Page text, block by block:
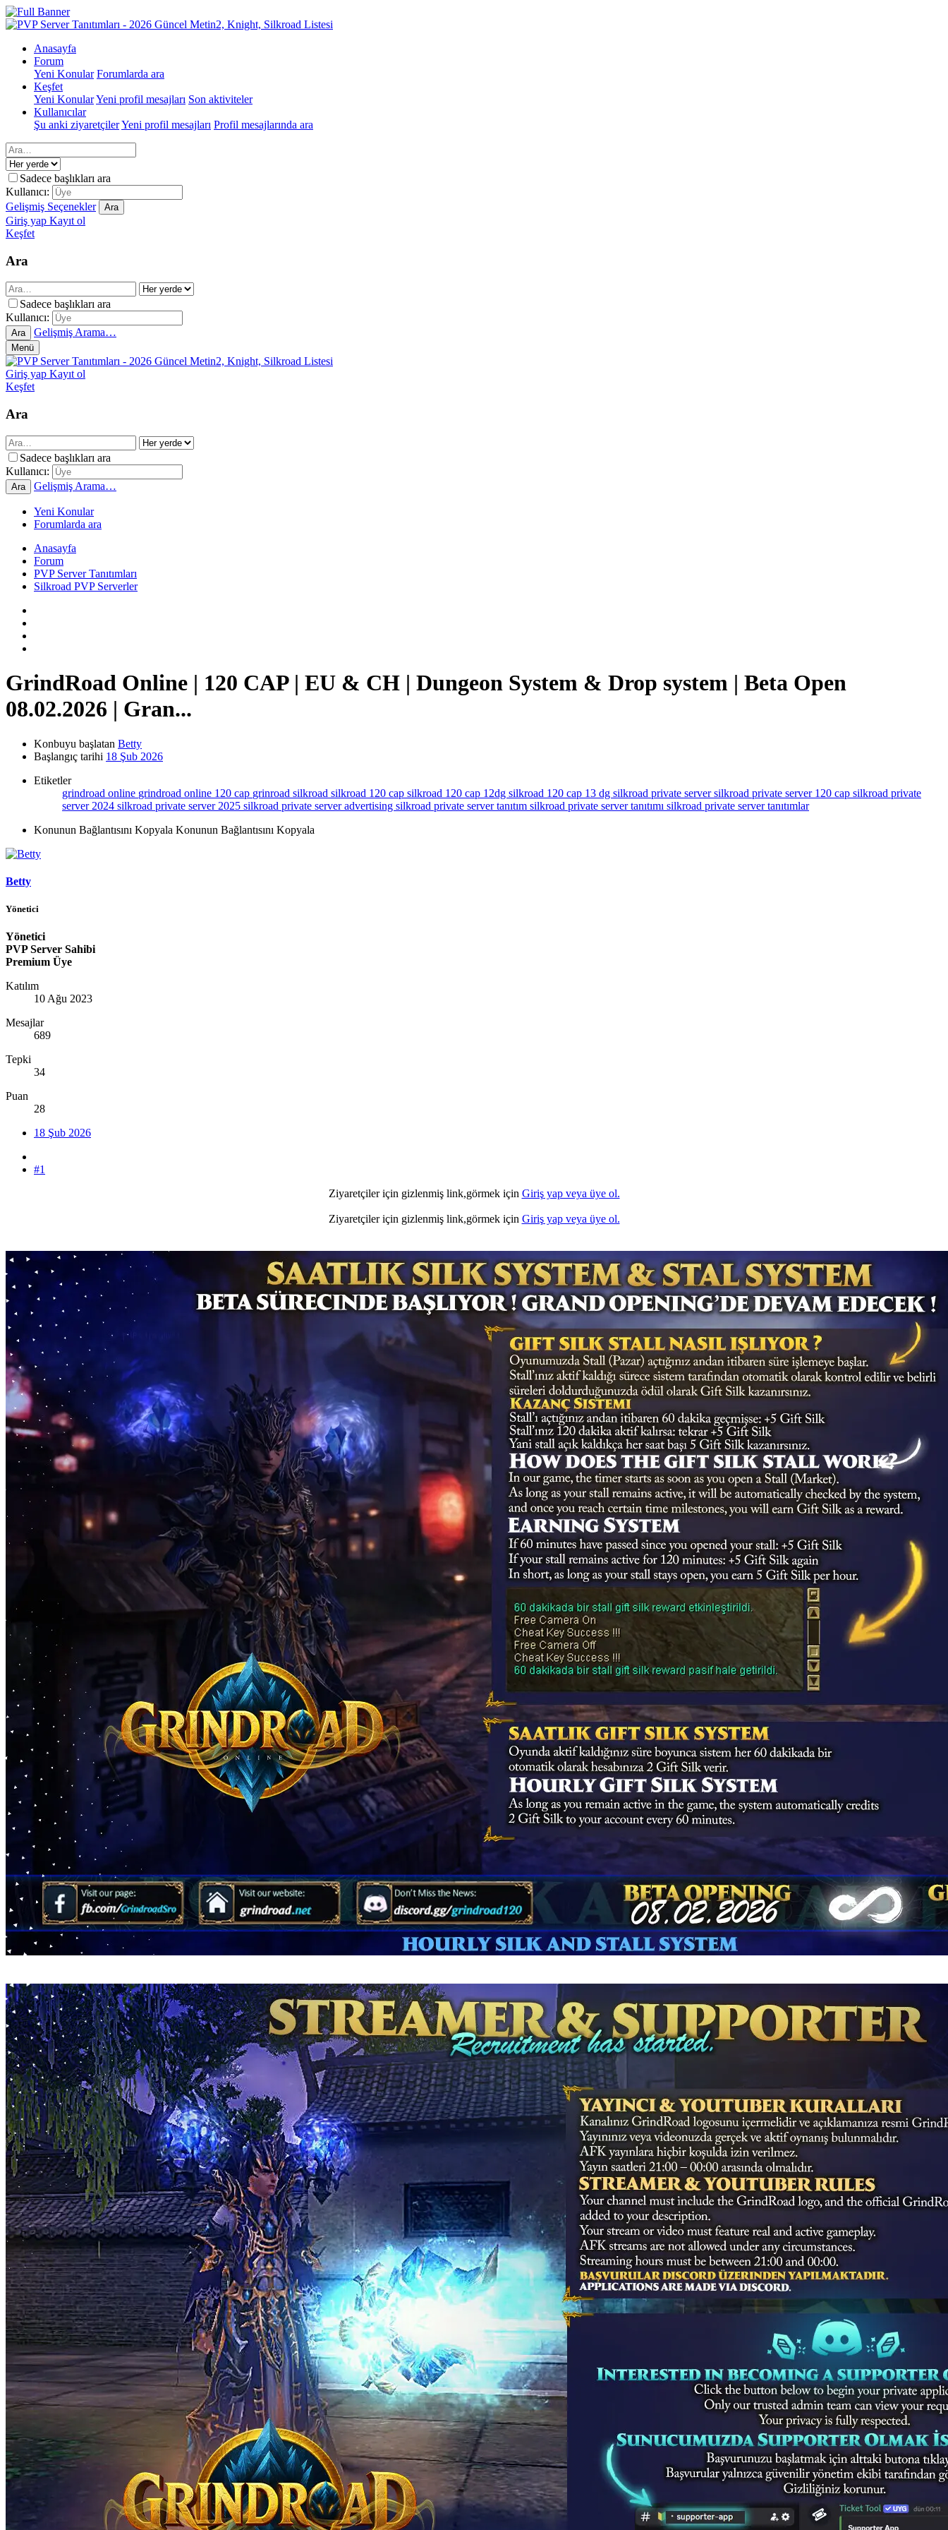
Anasayfa
Forum
Yeni Konular Forumlarda ara
Keşfet
Yeni KonularYeni profil mesajları Son aktiviteler
Kullanıcılar
Şu anki ziyaretçilerYeni profil mesajları Profil mesajlarında ara
Sadece başlıkları ara
Kullanıcı:
Gelişmiş Seçenekler
Ara
Giriş yap Kayıt ol
Keşfet
Ara
Sadece başlıkları ara
Kullanıcı:
Ara Gelişmiş Arama…
Menü
Giriş yap Kayıt ol
Keşfet
Ara
Sadece başlıkları ara
Kullanıcı:
Ara Gelişmiş Arama…
Yeni Konular
Forumlarda ara
Anasayfa
Forum
PVP Server Tanıtımları
Silkroad PVP Serverler
GrindRoad Online | 120 CAP | EU & CH | Dungeon System & Drop system | Beta Open
08.02.2026 | Gran...
Konbuyu başlatan Betty
Başlangıç tarihi 18 Şub 2026
Etiketler
grindroad online grindroad online 120 cap grinroad silkroad silkroad 120 cap silkroad 120 cap 12dg silkroad 120 cap 13 dg silkroad private serversilkroad private server 120 cap silkroad private
server 2024 silkroad private server 2025 silkroad private server advertising silkroad private server tanıtım silkroad private server tanıtımı silkroad private server tanıtımlar
Konunun Bağlantısını Kopyala Konunun Bağlantısını Kopyala
Betty
Yönetici
Yönetici
PVP Server Sahibi
Premium Üye
Katılım
10 Ağu 2023
Mesajlar
689
Tepki
34
Puan
28
18 Şub 2026
#1
Ziyaretçiler için gizlenmiş link,görmek için Giriş yap veya üye ol.
Ziyaretçiler için gizlenmiş link,görmek için Giriş yap veya üye ol.